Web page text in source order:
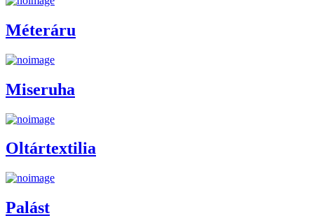
Méteráru
Miseruha
Oltártextilia
Palást